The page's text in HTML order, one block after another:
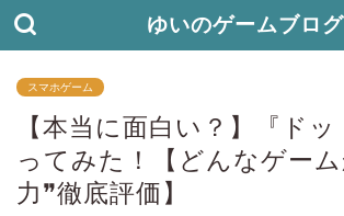
ゆいのゲームブログ
スマホゲーム
【本当に面白い？】『ド
ってみた！【どんなゲー
力❞徹底評価】